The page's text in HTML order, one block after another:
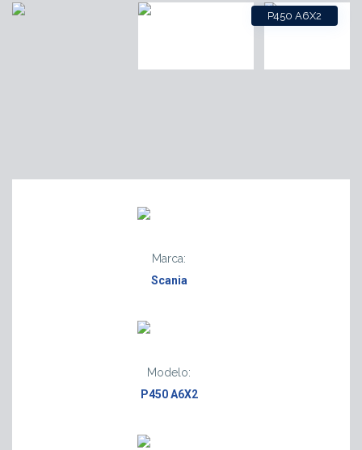
P450 A6X2
Marca:
Scania
Modelo:
P450 A6X2